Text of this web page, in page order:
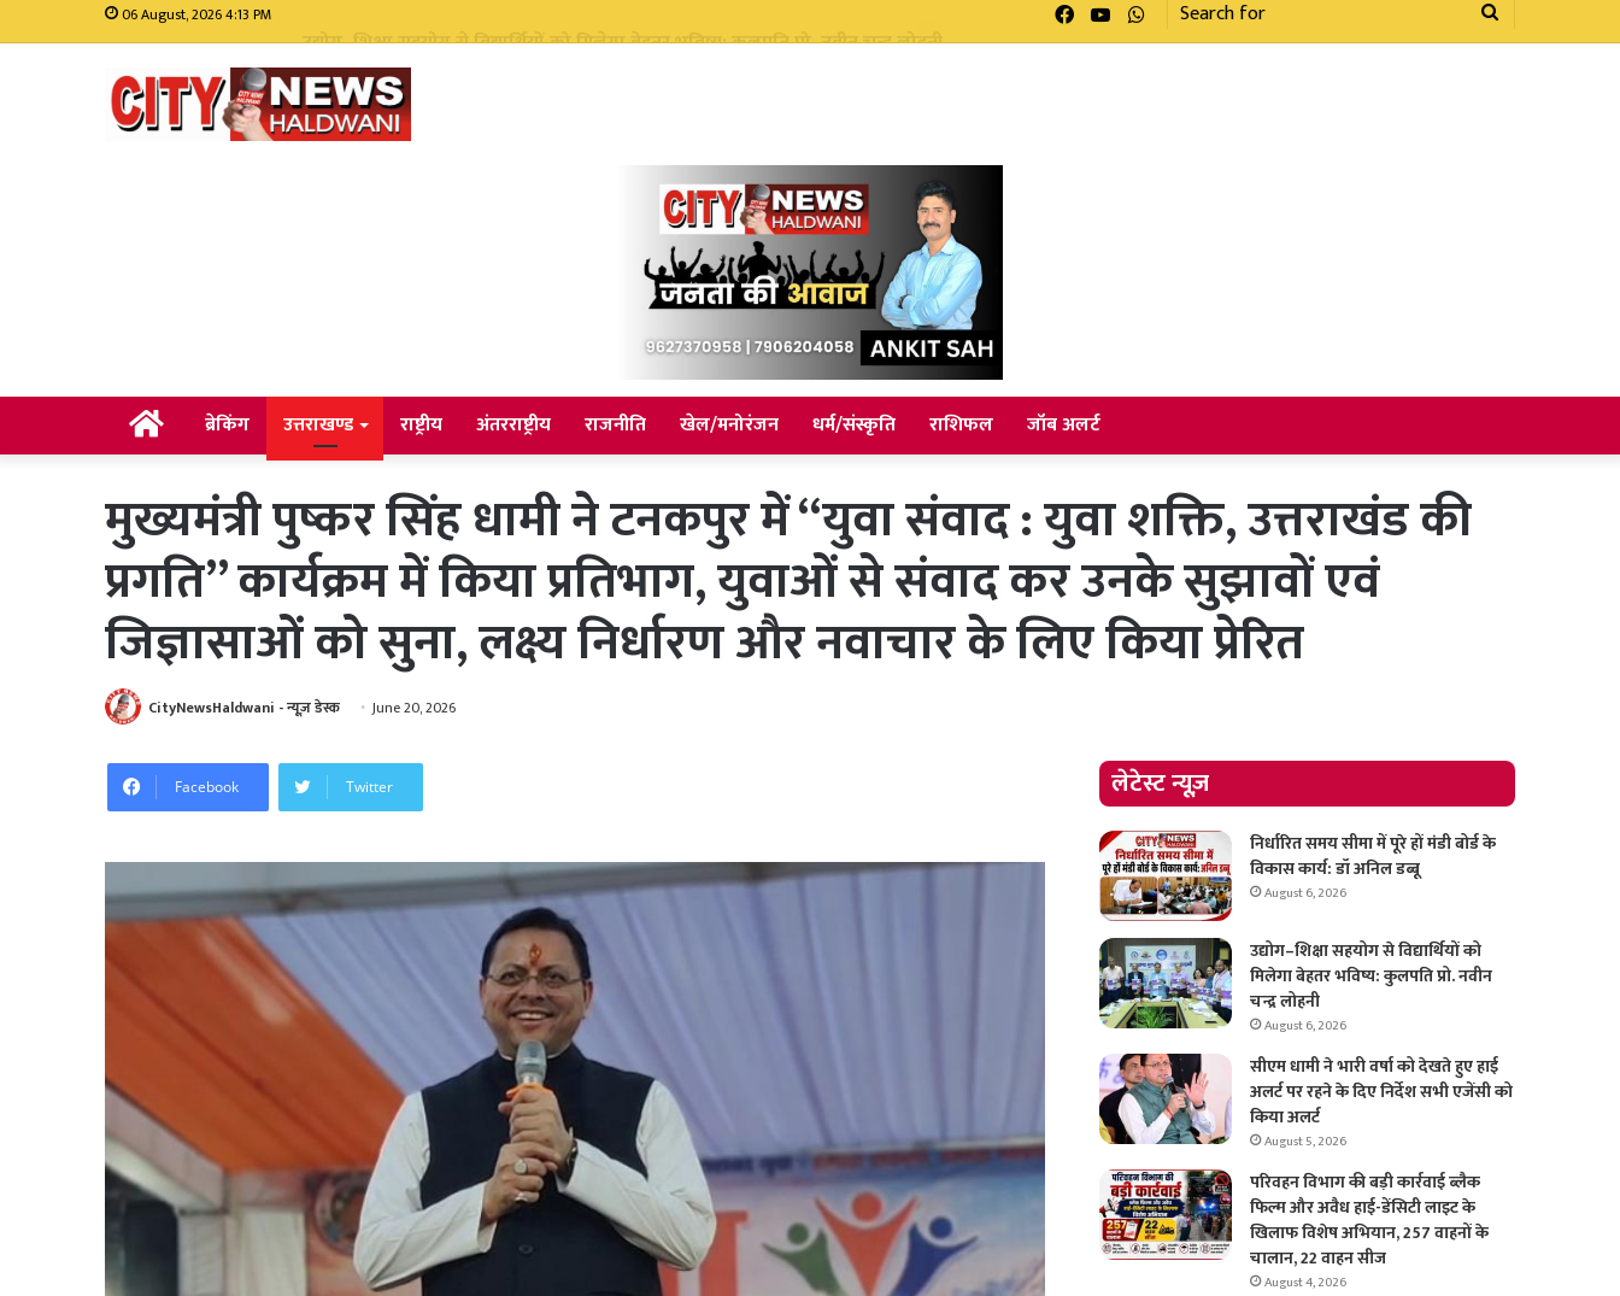
06 August, 2026 4:13 PM
Search
for
WhatsApp
YouTube
Facebook
Homeब्रेकिंग उत्तराखण्ड राष्ट्रीय अंतरराष्ट्रीय राजनीति खेल/मनोरंजन धर्म/संस्कृति राशिफल जॉब अलर्ट
मुख्यमंत्री पुष्कर सिंह धामी ने टनकपुर में “युवा संवाद : युवा शक्ति, उत्तराखंड की
प्रगति” कार्यक्रम में किया प्रतिभाग, युवाओं से संवाद कर उनके सुझावों एवं
जिज्ञासाओं को सुना, लक्ष्य निर्धारण और नवाचार के लिए किया प्रेरित
CityNewsHaldwani - न्यूज़ डेस्क June 20, 2026
Facebook Twitter लेटेस्ट न्यूज़
निर्धारित समय सीमा में पूरे हों मंडी बोर्ड के
विकास कार्य: डॉ अनिल डब्बू
August 6, 2026
उद्योग–शिक्षा सहयोग से विद्यार्थियों को
मिलेगा बेहतर भविष्य: कुलपति प्रो. नवीन
चन्द्र लोहनी
August 6, 2026
सीएम धामी ने भारी वर्षा को देखते हुए हाई
अलर्ट पर रहने के दिए निर्देश सभी एजेंसी को
किया अलर्ट
August 5, 2026
परिवहन विभाग की बड़ी कार्रवाई ब्लैक
फिल्म और अवैध हाई-डेंसिटी लाइट के
खिलाफ विशेष अभियान, 257 वाहनों के
चालान, 22 वाहन सीज
August 4, 2026